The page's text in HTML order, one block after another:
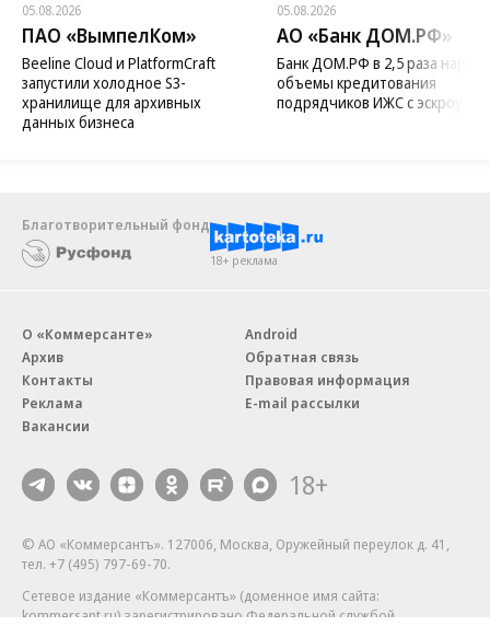
05.08.2026
ПАО «ВымпелКом»
Beeline Cloud и PlatformCraft
запустили холодное S3-
хранилище для архивных
данных бизнеса
05.08.2026
АО «Банк ДОМ.РФ»
Банк ДОМ.РФ в 2,5 раза
объемы кредитования
подрядчиков ИЖС с эскроу
Благотворительный фонд
18+ реклама
О «Коммерсанте»
Архив
Контакты
Реклама
Вакансии
Android
Обратная связь
Правовая информация
E-mail рассылки
18+
© АО «Коммерсантъ». 127006, Москва, Оружейный переулок д. 41,
тел. +7 (495) 797-69-70.
Сетевое издание «Коммерсантъ» (доменное имя сайта:
kommersant.ru) зарегистрировано Федеральной службой